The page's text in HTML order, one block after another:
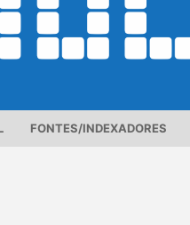
FONTES/INDEXADORES